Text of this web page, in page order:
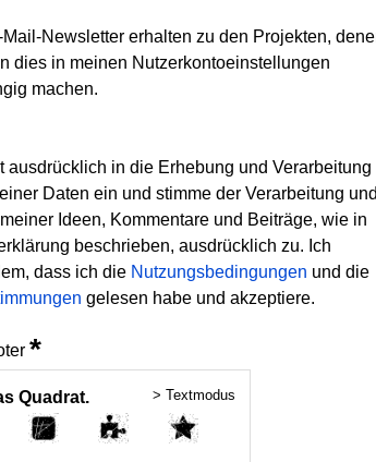
Newsletter erhalten zu den Projekten,
dies in meinen Nutzerkontoeinstellungen
machen.
ausdrücklich in die Erhebung und Verarbeitung
Daten ein und stimme der Verarbeitung und
Ideen, Kommentare und Beiträge, wie in
beschrieben, ausdrücklich zu. Ich
dass ich die Nutzungsbedingungen und die
gelesen habe und akzeptiere.
*
Quadrat. > Textmodus